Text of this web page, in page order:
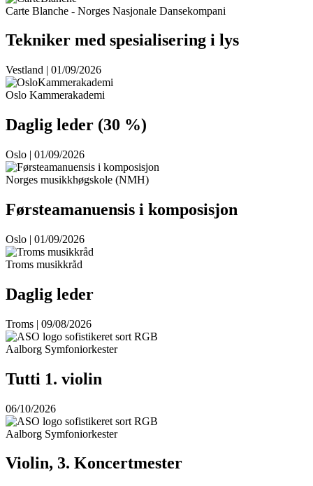
Carte Blanche - Norges Nasjonale Dansekompani
Tekniker med spesialisering i lys
Vestland | 01/09/2026
Oslo Kammerakademi
Daglig leder (30 %)
Oslo | 01/09/2026
Norges musikkhøgskole (NMH)
Førsteamanuensis i komposisjon
Oslo | 01/09/2026
Troms musikkråd
Daglig leder
Troms | 09/08/2026
Aalborg Symfoniorkester
Tutti 1. violin
06/10/2026
Aalborg Symfoniorkester
Violin, 3. Koncertmester